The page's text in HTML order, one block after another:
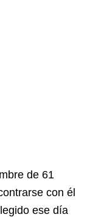
de 61
con él
ese día